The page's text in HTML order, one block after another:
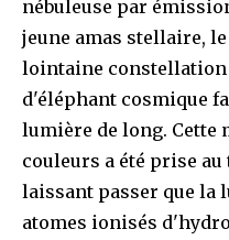
nébuleuse par
jeune amas stellaire,
lointaine constellation
d'éléphant cosmique
lumière de long. Cette
couleurs a été prise
laissant passer que la
atomes ionisés